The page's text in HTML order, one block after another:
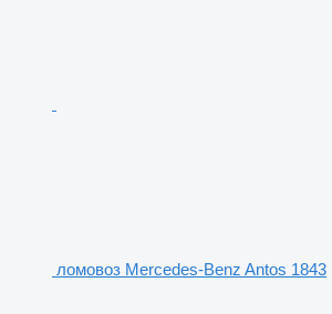
ломовоз Mercedes-Benz Antos 1843